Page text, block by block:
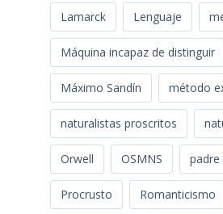
Lamarck Lenguaje
Máquina incapaz de distinguir
Máximo Sandín método
naturalistas proscritos
Orwell OSMNS padre
Procrusto Romanticismo